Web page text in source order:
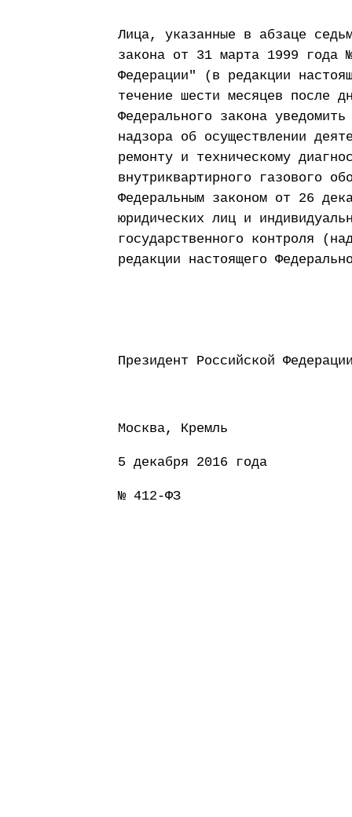
Лица, указанные в абзаце
закона от 31 марта 1999 года
Федерации" (в редакции
течение шести месяцев после
Федерального закона
надзора об осуществлении
ремонту и техническому
внутриквартирного газового
Федеральным законом от 26
юридических лиц и
государственного контроля
редакции настоящего
Президент
Москва, Кремль
5 декабря 2016 года
№ 412-ФЗ